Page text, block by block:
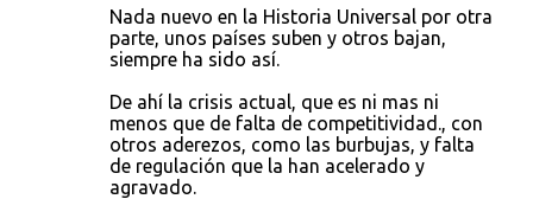
Nada nuevo en la Historia Universal por otra
parte, unos países suben y otros bajan,
siempre ha sido así.
De ahí la crisis actual, que es ni mas ni
menos que de falta de competitividad., con
otros aderezos, como las burbujas, y falta
de regulación que la han acelerado y
agravado.